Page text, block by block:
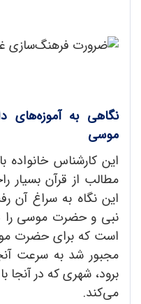
نگاهی به
موسی
این کارشناس خانواده
مطالب از قرآن بسیار
این نگاه به سراغ آن
نبی و حضرت موسی را
است که برای حضرت
مجبور شد به سرعت
برود، شهری که در
می‌کند.